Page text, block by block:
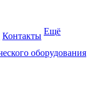
Контакты Ещё